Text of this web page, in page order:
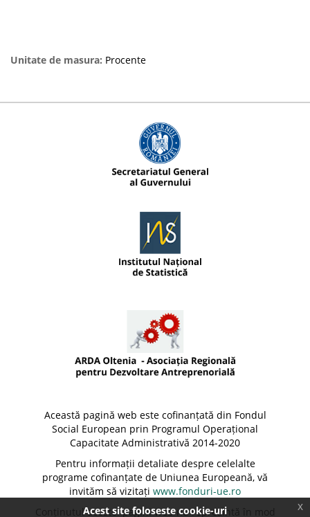
Unitate de masura: Procente
Această pagină web este cofinanțată din Fondul
Social European prin Programul Operațional
Capacitate Administrativă 2014-2020
Pentru informații detaliate despre celelalte
programe cofinanțate de Uniunea Europeană, vă
invităm să vizitați www.fonduri-ue.ro
Conținutul acestei pagini web nu reprezintă în mod
Acest site foloseste cookie-uri x